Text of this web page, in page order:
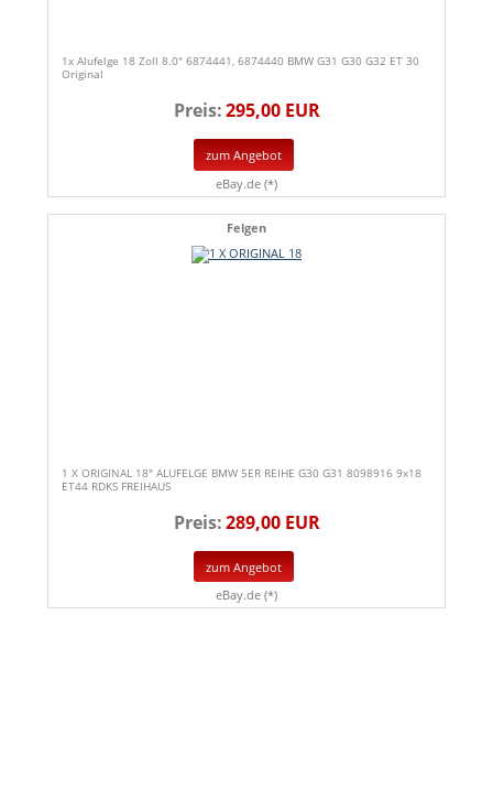
1x Alufelge 18 Zoll 8.0" 6874441, 6874440 BMW G31 G30 G32 ET 30
Original
Preis:295,00 EUR
zum Angebot
eBay.de (*)
Felgen
1 X ORIGINAL 18" ALUFELGE BMW 5ER REIHE G30 G31 8098916 9x18
ET44 RDKS FREIHAUS
Preis:289,00 EUR
zum Angebot
eBay.de (*)